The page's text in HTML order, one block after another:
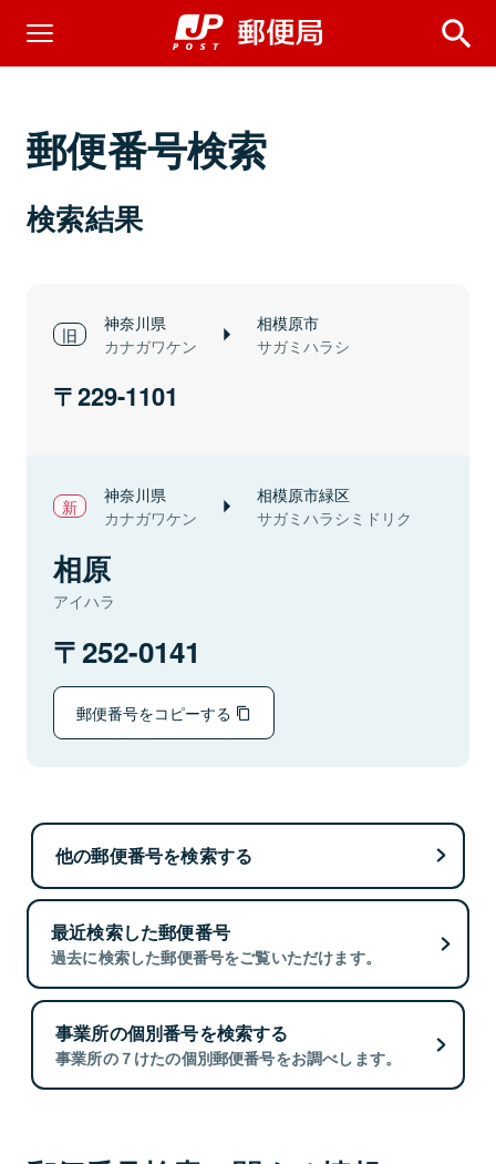
郵便番号検索
検索結果
神奈川県
カナガワケン
相模原市
サガミハラシ
229-1101
神奈川県
カナガワケン
相模原市緑区
サガミハラシミドリク
相原
アイハラ
252-0141
郵便番号をコピーする
他の郵便番号を検索する
最近検索した郵便番号
過去に検索した郵便番号をご覧いただけます。
事業所の個別番号を検索する
事業所の７けたの個別郵便番号をお調べします。